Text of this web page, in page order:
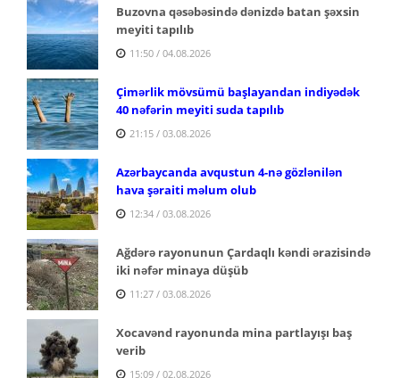
Buzovna qəsəbəsində dənizdə batan şəxsin
meyiti tapılıb
11:50 / 04.08.2026
Çimərlik mövsümü başlayandan indiyədək
40 nəfərin meyiti suda tapılıb
21:15 / 03.08.2026
Azərbaycanda avqustun 4-nə gözlənilən
hava şəraiti məlum olub
12:34 / 03.08.2026
Ağdərə rayonunun Çardaqlı kəndi ərazisində
iki nəfər minaya düşüb
11:27 / 03.08.2026
Xocavənd rayonunda mina partlayışı baş
verib
15:09 / 02.08.2026